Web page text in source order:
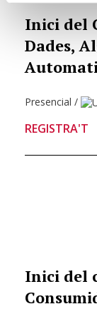
Inici del
Dades,
Presencial /
REGISTRA'T
Inici del